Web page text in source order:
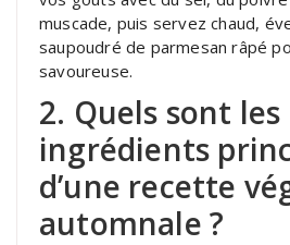
muscade, puis servez chaud,
saupoudré de parmesan râpé
savoureuse.
2. Quels sont les
ingrédients
d’une recette
automnale ?